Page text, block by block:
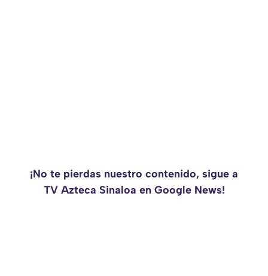
¡No te pierdas nuestro contenido, sigue a
TV Azteca Sinaloa en Google News!